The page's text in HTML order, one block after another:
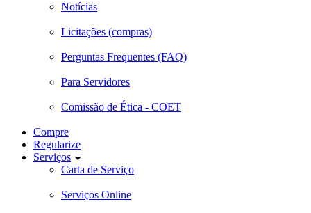
Notícias
Licitações (compras)
Perguntas Frequentes (FAQ)
Para Servidores
Comissão de Ética - COET
Compre
Regularize
Serviços
Carta de Serviço
Serviços Online